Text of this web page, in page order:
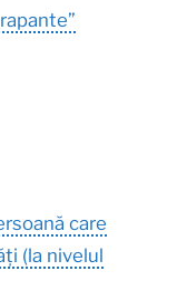
care
(la nivelul